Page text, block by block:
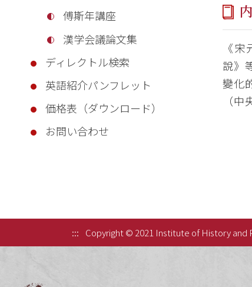
傅斯年講座
漢学会議論文集
ディレクトル検索
英語紹介パンフレット
価格表（ダウンロード）
お問い合わせ
《
說》
變化
（
::: Copyright © 2021 Institute of History and